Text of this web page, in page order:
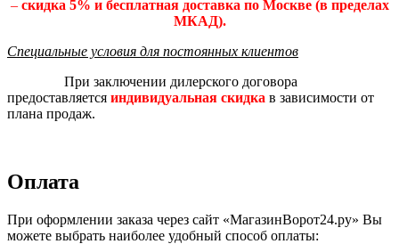
– скидка 5% и бесплатная доставка по Москве (в пределах
МКАД).
Специальные условия для постоянных клиентов
При заключении дилерского договора
предоставляется индивидуальная скидка в зависимости от
плана продаж.
Оплата
При оформлении заказа через сайт «МагазинВорот24.ру» Вы
можете выбрать наиболее удобный способ оплаты: